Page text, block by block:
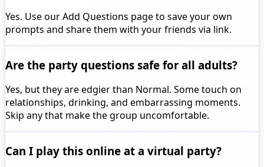
Yes. Use our Add Questions page to save your own
prompts and share them with your friends via link.
Are the party questions safe for all adults?
Yes, but they are edgier than Normal. Some touch on
relationships, drinking, and embarrassing moments.
Skip any that make the group uncomfortable.
Can I play this online at a virtual party?